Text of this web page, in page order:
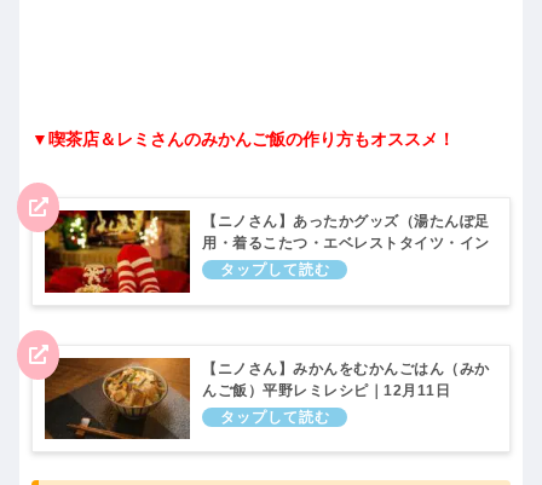
▼喫茶店＆レミさんのみかんご飯の作り方もオススメ！
【ニノさん】あったかグッズ（湯たんぽ足
用・着るこたつ・エベレストタイツ・イン
ナー・ルームブーツ）冷え性対策グッズ｜
【ニノさん】みかんをむかんごはん（みか
んご飯）平野レミレシピ｜12月11日